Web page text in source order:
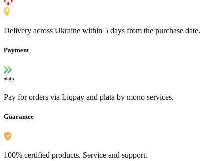
Delivery across Ukraine within 5 days from the purchase date.
Payment
Pay for orders via Liqpay and plata by mono services.
Guarantee
100% certified products. Service and support.